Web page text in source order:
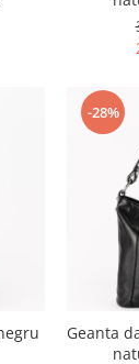
-28%
Geanta